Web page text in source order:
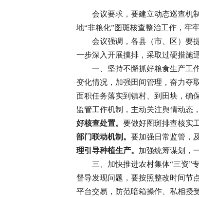
会议要求，要建立动态巡查机
地“非粮化”图斑核查整治工作，牢
会议强调，各县（市、区）要
一步深入开展摸排，采取过硬措施
一、坚持不懈抓好粮食生产工作
变化情况，加强田间管理，奋力夺
面积任务落实到镇村、到田块，确
监管工作机制，主动关注舆情动态
好核查处置。 要做好图斑排查核实
部门联动机制。 要加强日常监管，
理引导种植生产。 加强统筹谋划，
三、加快推进农村集体“三资”
督导发现问题，要按照整改时间节
平台交易，防范暗箱操作、私相授